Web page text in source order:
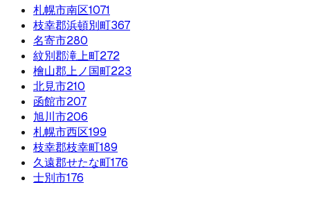
札幌市南区1071
枝幸郡浜頓別町367
名寄市280
紋別郡滝上町272
檜山郡上ノ国町223
北見市210
函館市207
旭川市206
札幌市西区199
枝幸郡枝幸町189
久遠郡せたな町176
士別市176